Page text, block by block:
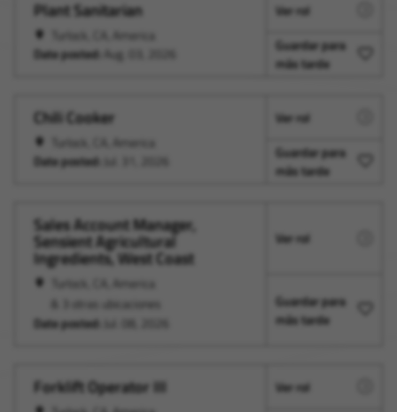
Plant Sanitarian
Turlock, CA, America
Date posted: Aug. 03, 2026
Ver rol
Guardar para
más tarde
Chili Cooker
Turlock, CA, America
Date posted:
Ver rol
Guardar para
más tarde
Sales Account Manager,
Sensient Agricultural
Ingredients, West Coast
Turlock, CA, America
& 3 otras ubicaciones
Date posted:
Jul. 08, 2026
Ver rol
Guardar para
más tarde
Forklift Operator III
Ver rol